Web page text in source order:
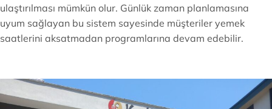
ulaştırılması mümkün olur. Günlük zaman planlamasına
uyum sağlayan bu sistem sayesinde müşteriler yemek
saatlerini aksatmadan programlarına devam edebilir.